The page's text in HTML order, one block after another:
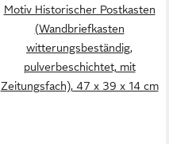
Motiv Historischer Postkasten
(Wandbriefkasten
witterungsbeständig,
pulverbeschichtet, mit
Zeitungsfach), 47 x 39 x 14 cm